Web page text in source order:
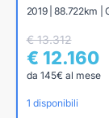
2019 | 88.722km |
€ 13.312
€ 12.160
da 145€ al mese
1 disponibili